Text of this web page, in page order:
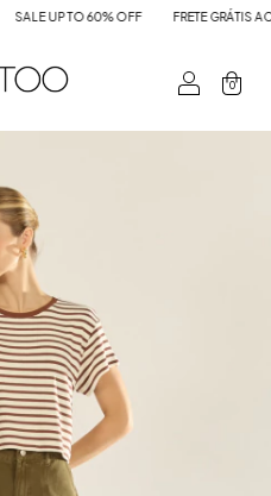
SALE UP TO 60% OFF FRETE GRÁTIS
0